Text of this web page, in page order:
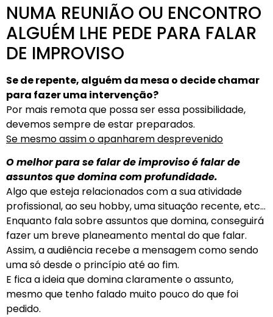
NUMA REUNIÃO OU ENCONTRO
ALGUÉM LHE PEDE PARA FALAR
DE IMPROVISO
Se de repente, alguém da mesa o decide chamar
para fazer uma intervenção?
Por mais remota que possa ser essa possibilidade,
devemos sempre de estar preparados.
Se mesmo assim o apanharem desprevenido
O melhor para se falar de improviso é falar de
assuntos que domina com profundidade.
Algo que esteja relacionados com a sua atividade
profissional, ao seu hobby, uma situação recente, etc…
Enquanto fala sobre assuntos que domina, conseguirá
fazer um breve planeamento mental do que falar.
Assim, a audiência recebe a mensagem como sendo
uma só desde o princípio até ao fim.
E fica a ideia que domina claramente o assunto,
mesmo que tenho falado muito pouco do que foi
pedido.